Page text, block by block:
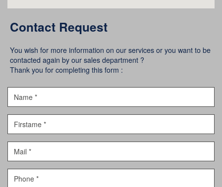
Contact Request
You wish for more information on our services or you want to be
contacted again by our sales department ?
Thank you for completing this form :